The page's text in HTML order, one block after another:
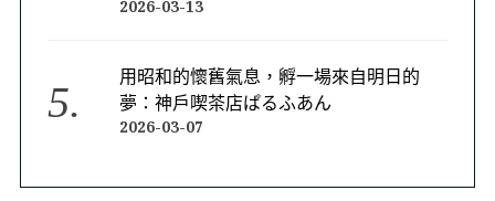
2026-03-13
用昭和的懷舊氣息，孵一場來自明日的
夢：神戶喫茶店ぱるふあん
2026-03-07